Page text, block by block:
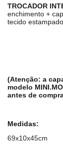
TROCADOR
enchimento +
tecido
(Atenção: a
modelo
antes de
Medidas:
69x10x45cm